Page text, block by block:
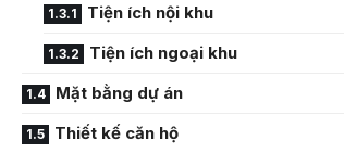
Tiện ích nội khu
Tiện ích ngoại khu
Mặt bằng dự án
Thiết kế căn hộ